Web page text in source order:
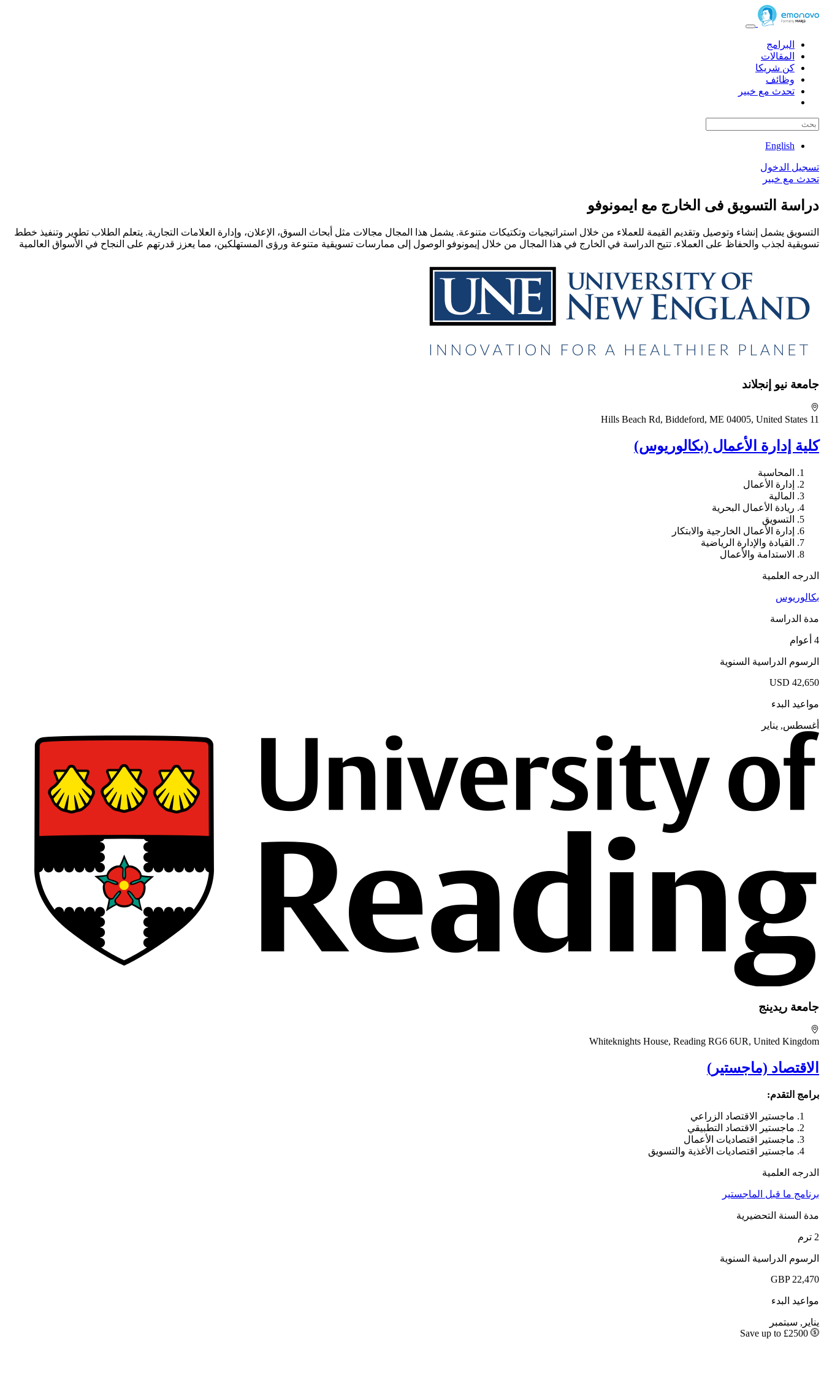
البرامج
المقالات
كن شريكا
وظائف
تحدث مع خبير
English
تسجيل الدخول
تحدث مع خبير
دراسة التسويق فى الخارج مع ايمونوفو
التسويق يشمل إنشاء وتوصيل وتقديم القيمة للعملاء من خلال استراتيجيات وتكتيكات متنوعة. يشمل هذا المجال مجالات مثل أبحاث السوق، الإعلان، وإدارة العلامات التجارية. يتعلم الطلاب تطوير وتنفيذ خطط
تسويقية لجذب والحفاظ على العملاء. تتيح الدراسة في الخارج في هذا المجال من خلال إيمونوفو الوصول إلى ممارسات تسويقية متنوعة ورؤى المستهلكين، مما يعزز قدرتهم على النجاح في الأسواق العالمية
جامعة نيو إنجلاند
11 Hills Beach Rd, Biddeford, ME 04005, United States
كلية إدارة الأعمال (بكالوريوس)
المحاسبة
إدارة الأعمال
المالية
ريادة الأعمال البحرية
التسويق
إدارة الأعمال الخارجية والابتكار
القيادة والإدارة الرياضية
الاستدامة والأعمال
الدرجه العلمية
بكالوريوس
مدة الدراسة
4 أعوام
الرسوم الدراسية السنوية
USD 42,650
مواعيد البدء
أغسطس, يناير
جامعة ريدينج
Whiteknights House, Reading RG6 6UR, United Kingdom
الاقتصاد (ماجستير)
برامج التقدم:
ماجستير الاقتصاد الزراعي
ماجستير الاقتصاد التطبيقي
ماجستير اقتصاديات الأعمال
ماجستير اقتصاديات الأغذية والتسويق
الدرجه العلمية
برنامج ما قبل الماجستير
مدة السنة التحضيرية
2 ترم
الرسوم الدراسية السنوية
GBP 22,470
مواعيد البدء
يناير, سبتمبر